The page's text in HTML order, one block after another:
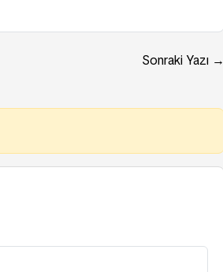
Sonraki Yazı →